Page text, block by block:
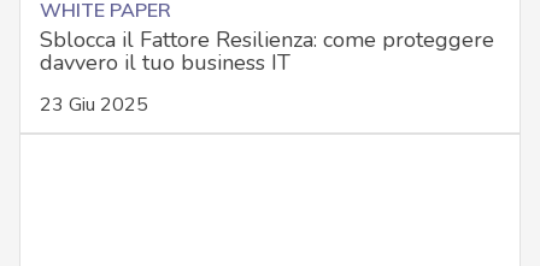
WHITE PAPER
Sblocca il Fattore Resilienza: come proteggere
davvero il tuo business IT
23 Giu 2025